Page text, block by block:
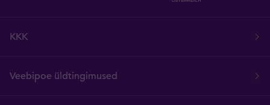
KKK
Veebipoe üldtingimused